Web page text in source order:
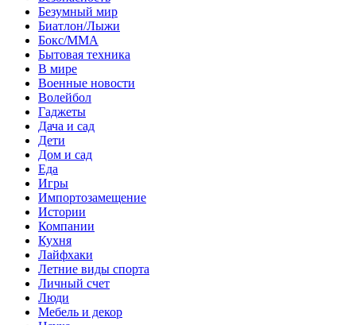
Безумный мир
Биатлон/Лыжи
Бокс/MMA
Бытовая техника
В мире
Военные новости
Волейбол
Гаджеты
Дача и сад
Дети
Дом и сад
Еда
Игры
Импортозамещение
Истории
Компании
Кухня
Лайфхаки
Летние виды спорта
Личный счет
Люди
Мебель и декор